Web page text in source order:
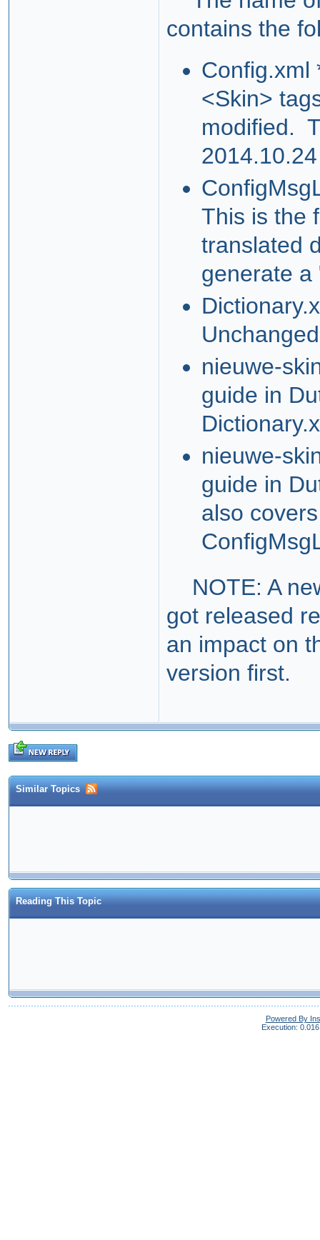
contains the
Config.xml
<Skin>
modified.
2014.10.24
This is the
translated
generate a
nieuwe-
guide in
nieuwe-
guide in
also
NOTE: A
got released
an impact on
version first.
Similar Topics
Reading This Topic
Powered By
Execution: